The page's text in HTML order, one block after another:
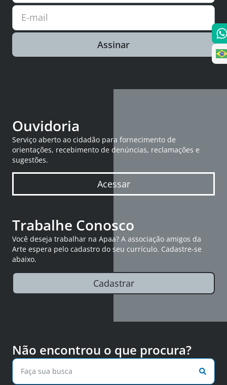
E-mail
Assinar
Ouvidoria
Serviço aberto ao cidadão para fornecimento de
orientações, recebimento de denúncias, reclamações e
sugestões.
Acessar
Trabalhe Conosco
Você deseja trabalhar na Apaa? A associação amigos da
Arte espera pelo cadastro do seu currículo. Cadastre-se
abaixo.
Cadastrar
Não encontrou o que procura?